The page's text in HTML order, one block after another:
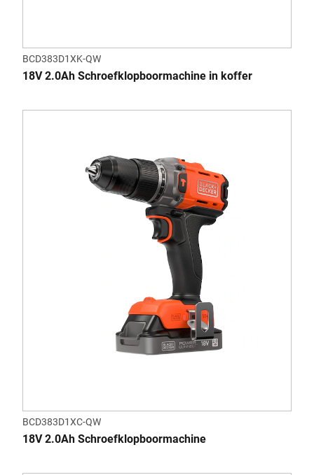
BCD383D1XK-QW
18V 2.0Ah Schroefklopboormachine in koffer
BCD383D1XC-QW
18V 2.0Ah Schroefklopboormachine